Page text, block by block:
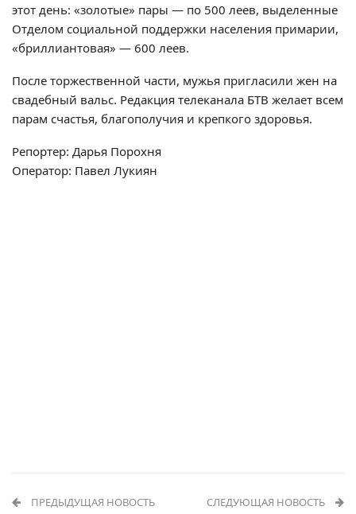
этот день: «золотые» пары — по 500 леев, выделенные
Отделом социальной поддержки населения примарии,
«бриллиантовая» — 600 леев.
После торжественной части, мужья пригласили жен на
свадебный вальс. Редакция телеканала БТВ желает всем
парам счастья, благополучия и крепкого здоровья.
Репортер: Дарья Порохня
Оператор: Павел Лукиян
ПРЕДЫДУЩАЯ НОВОСТЬ СЛЕДУЮЩАЯ НОВОСТЬ